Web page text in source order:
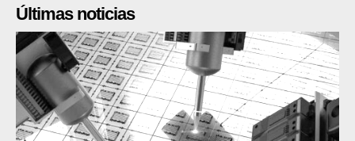
Últimas noticias